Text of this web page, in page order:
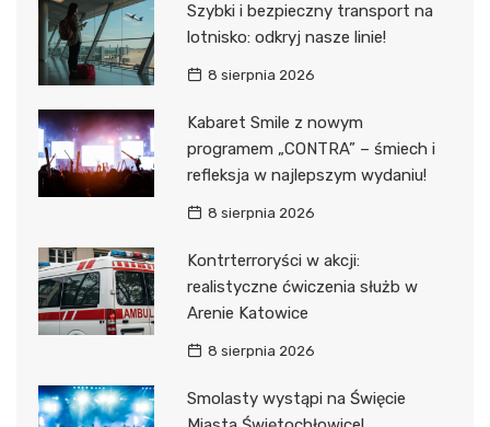
Szybki i bezpieczny transport na
lotnisko: odkryj nasze linie!
8 sierpnia 2026
Kabaret Smile z nowym
programem „CONTRA” – śmiech i
refleksja w najlepszym wydaniu!
8 sierpnia 2026
Kontrterroryści w akcji:
realistyczne ćwiczenia służb w
Arenie Katowice
8 sierpnia 2026
Smolasty wystąpi na Święcie